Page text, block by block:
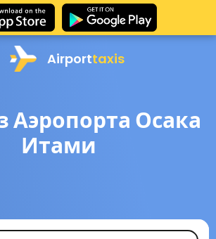
Airporttaxis
Аэропорта Осака
Итами